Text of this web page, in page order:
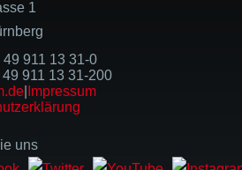
1
49 911 13 31-0
49 911 13 31-200
Impressum
uns